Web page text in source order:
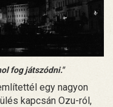
fog játszódni."
egy nagyon
kapcsán Ozu-ról,